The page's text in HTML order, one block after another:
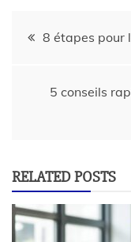
8 étapes pour
5 conseils
RELATED POSTS